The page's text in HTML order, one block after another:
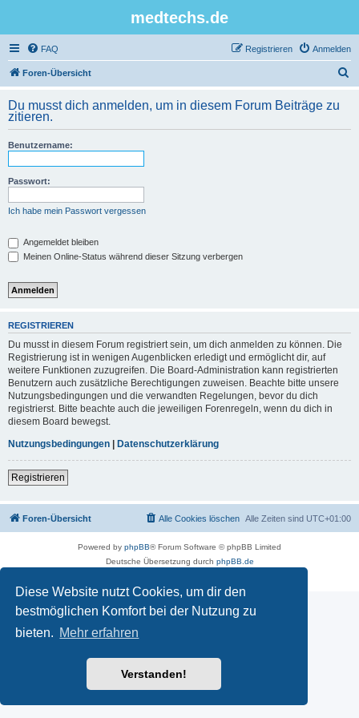
Diese Website nutzt Cookies, um dir den
bestmöglichen Komfort bei der Nutzung zu
bieten. Mehr erfahren
Verstanden!
medtechs.de
FAQ Anmelden
Registrieren
Foren-Übersicht
h
Du musst dich anmelden, um in diesem Forum Beiträge zu
zitieren.
Benutzername:
Passwort:
Ich habe mein Passwort vergessen
Angemeldet bleiben
Meinen Online-Status während dieser Sitzung verbergen
REGISTRIEREN
Du musst in diesem Forum registriert sein, um dich anmelden zu können. Die
Registrierung ist in wenigen Augenblicken erledigt und ermöglicht dir, auf
weitere Funktionen zuzugreifen. Die Board-Administration kann registrierten
Benutzern auch zusätzliche Berechtigungen zuweisen. Beachte bitte unsere
Nutzungsbedingungen und die verwandten Regelungen, bevor du dich
registrierst. Bitte beachte auch die jeweiligen Forenregeln, wenn du dich in
diesem Board bewegst.
Nutzungsbedingungen | Datenschutzerklärung
Registrieren
Foren-Übersicht Alle Zeiten sind UTC+01:00
Alle Cookies löschen
Powered by phpBB® Forum Software © phpBB Limited
Deutsche Übersetzung durch phpBB.de